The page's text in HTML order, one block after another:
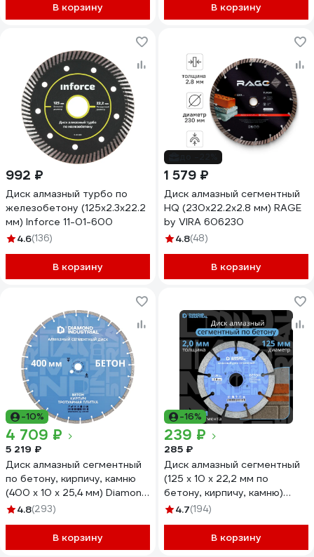
В корзину В корзину
992 ₽
Диск алмазный турбо по
железобетону (125х2.3x22.2
мм) Inforce 11-01-600
4.6(136)
В корзину
1 579 ₽
Диск алмазный сегментный
HQ (230х22.2х2.8 мм) RAGE
by VIRA 606230
4.8(48)
В корзину
-10%
4 709 ₽
5 219 ₽
Диск алмазный сегментный
по бетону, кирпичу, камню
(400 х 10 х 25,4 мм) Diamond
Industrial DIDC400
4.8(293)
В корзину
-16%
239 ₽
285 ₽
Диск алмазный сегментный
(125 х 10 х 22,2 мм по
бетону, кирпичу, камню)
Diamond Industrial DIDS125
4.7(194)
В корзину